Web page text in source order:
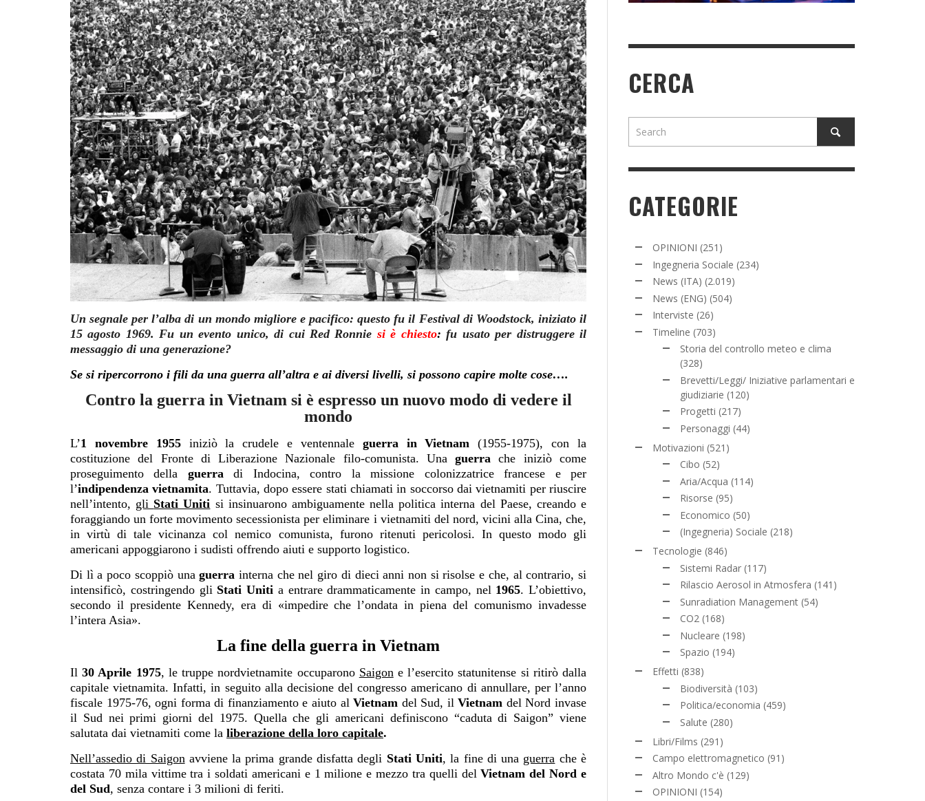
Un segnale per l’alba di un mondo migliore e pacifico: questo fu il Festival di Woodstock, iniziato il
15 agosto 1969. Fu un evento unico, di cui Red Ronnie si è chiesto: fu usato per distruggere il
messaggio di una generazione?
Se si ripercorrono i fili da una guerra all’altra e ai diversi livelli, si possono capire molte cose….
Contro la guerra in Vietnam si è espresso un nuovo modo di vedere il
mondo
L’1 novembre 1955iniziò la crudele e ventennale guerra in Vietnam (1955-1975), con la
costituzione del Fronte di Liberazione Nazionale filo-comunista. Unaguerrache iniziò come
proseguimento della guerradi Indocina, contro la missione colonizzatrice francese e per
l’indipendenza vietnamita. Tuttavia, dopo essere stati chiamati in soccorso dai vietnamiti per riuscire
nell’intento, gli Stati Uniti si insinuarono ambiguamente nella politica interna del Paese, creando e
foraggiando un forte movimento secessionista per eliminare i vietnamiti del nord, vicini alla Cina, che,
in virtù di tale vicinanza col nemico comunista, furono ritenuti pericolosi. In questo modo gli
americani appoggiarono i sudisti offrendo aiuti e supporto logistico.
Di lì a poco scoppiò unaguerrainterna che nel giro di dieci anni non si risolse e che, al contrario, si
intensificò, costringendo gli Stati Uniti a entrare drammaticamente in campo, nel 1965. L’obiettivo,
secondo il presidente Kennedy, era di «impedire che l’ondata in piena del comunismo invadesse
l’intera Asia».
La fine della guerra in Vietnam
Il30 Aprile 1975, le truppe nordvietnamite occuparono Saigone l’esercito statunitense si ritirò dalla
capitale vietnamita. Infatti, in seguito alla decisione del congresso americano di annullare, per l’anno
fiscale 1975-76, ogni forma di finanziamento e aiuto alVietnam del Sud, ilVietnam del Nord invase
il Sud nei primi giorni del 1975. Quella che gli americani definiscono “caduta di Saigon” viene
salutata dai vietnamiti come la liberazione della loro capitale.
Nell’assedio di Saigonavviene la prima grande disfatta degli Stati Uniti, la fine di una guerra che è
costata 70 mila vittime tra i soldati americani e 1 milione e mezzo tra quelli delVietnam del Nord e
del Sud, senza contare i 3 milioni di feriti.
CERCA
CATEGORIE
OPINIONI (251)
Ingegneria Sociale (234)
News (ITA) (2.019)
News (ENG) (504)
Interviste (26)
Timeline (703)
Storia del controllo meteo e clima
(328)
Brevetti/Leggi/ Iniziative parlamentari e
giudiziarie (120)
Progetti (217)
Personaggi (44)
Motivazioni (521)
Cibo (52)
Aria/Acqua (114)
Risorse (95)
Economico (50)
(Ingegneria) Sociale (218)
Tecnologie (846)
Sistemi Radar (117)
Rilascio Aerosol in Atmosfera (141)
Sunradiation Management (54)
CO2 (168)
Nucleare (198)
Spazio (194)
Effetti (838)
Biodiversità (103)
Politica/economia (459)
Salute (280)
Libri/Films (291)
Campo elettromagnetico (91)
Altro Mondo c'è (129)
OPINIONI (154)